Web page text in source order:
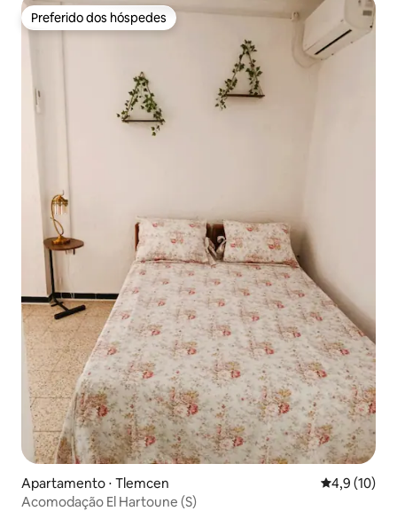
Preferido dos hóspedes
Preferido dos hóspedes
Apartamento ⋅ Tlemcen 4,9 de uma
4,9 (10)
Acomodação El Hartoune (S)